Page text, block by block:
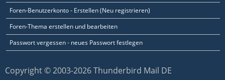
Foren-Benutzerkonto - Erstellen (Neu registrieren)
Foren-Thema erstellen und bearbeiten
Passwort vergessen - neues Passwort festlegen
Copyright © 2003-2026 Thunderbird Mail DE